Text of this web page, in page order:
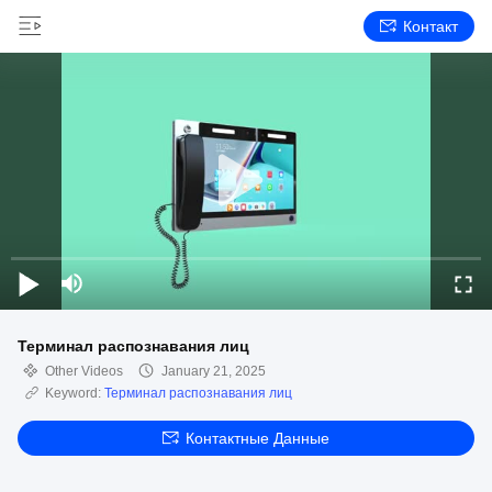
Контакт
Терминал распознавания лиц
Other Videos
January 21, 2025
Keyword: Терминал распознавания лиц
Контактные Данные